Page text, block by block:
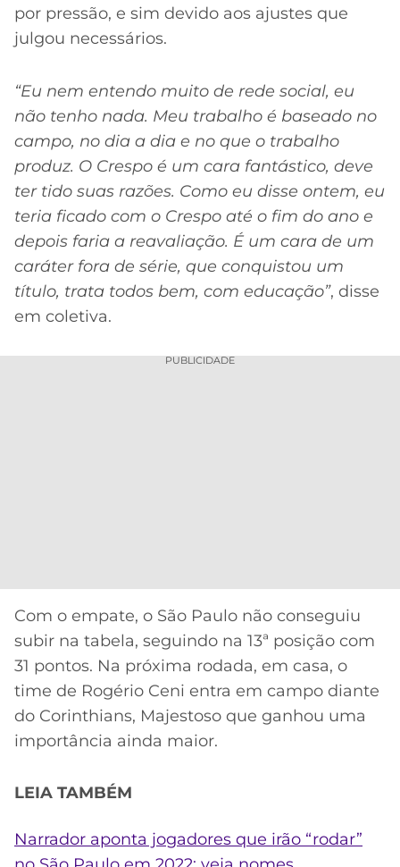
por pressão, e sim devido aos ajustes que
julgou necessários.
“Eu nem entendo muito de rede social, eu
não tenho nada. Meu trabalho é baseado no
campo, no dia a dia e no que o trabalho
produz. O Crespo é um cara fantástico, deve
ter tido suas razões. Como eu disse ontem, eu
teria ficado com o Crespo até o fim do ano e
depois faria a reavaliação. É um cara de um
caráter fora de série, que conquistou um
título, trata todos bem, com educação”, disse
em coletiva.
PUBLICIDADE
Com o empate, o São Paulo não conseguiu
subir na tabela, seguindo na 13ª posição com
31 pontos. Na próxima rodada, em casa, o
time de Rogério Ceni entra em campo diante
do Corinthians, Majestoso que ganhou uma
importância ainda maior.
LEIA TAMBÉM
Narrador aponta jogadores que irão “rodar”